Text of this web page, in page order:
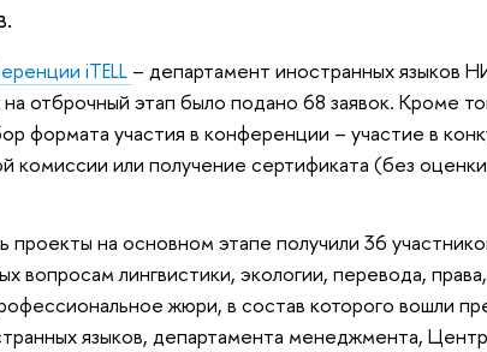
iTELL – департамент иностранных языков
отброчный этап было подано 68 заявок. Кроме
формата участия в конференции – участие в
комиссии или получение сертификата (без
проекты на основном этапе получили 36
вопросам лингвистики, экологии, перевода,
жюри, в состав которого вошли
языков, департамента менеджмента,